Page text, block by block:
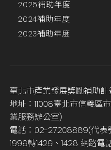
2025補助年度
2024補助年度
2023補助年度
臺北市產業發展獎勵補助計
地址：11008臺北市信義區
業服務辦公室)
電話：02-27208889(代表
1999轉1429、1428 網路電